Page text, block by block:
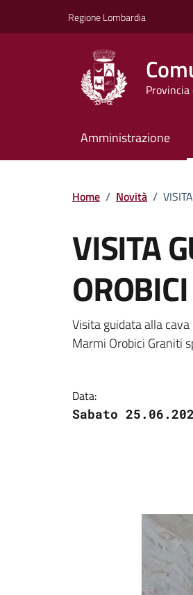
Regione Lombardia
Amministrazione
Home / Novità /
VISITA
OROBICI
Dettagli
Visita guidata alla
Marmi Orobici Graniti
Data:
Sabato